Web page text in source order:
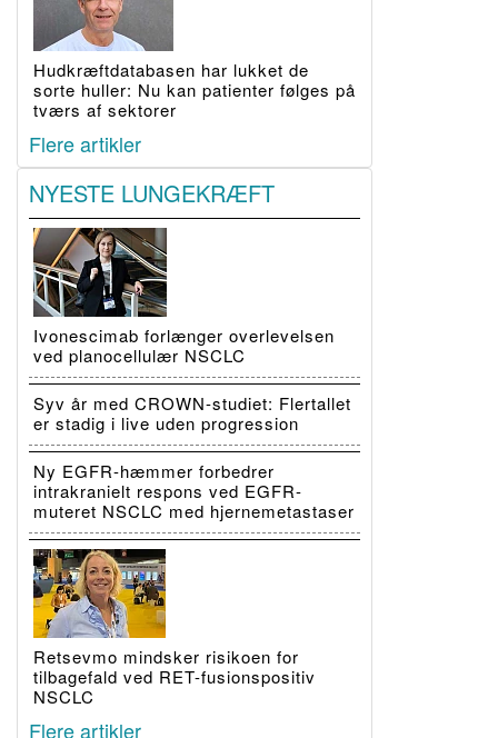
Hudkræftdatabasen har lukket de
sorte huller: Nu kan patienter følges på
tværs af sektorer
Flere artikler
NYESTE LUNGEKRÆFT
Ivonescimab forlænger overlevelsen
ved planocellulær NSCLC
Syv år med CROWN-studiet: Flertallet
er stadig i live uden progression
Ny EGFR-hæmmer forbedrer
intrakranielt respons ved EGFR-
muteret NSCLC med hjernemetastaser
Retsevmo mindsker risikoen for
tilbagefald ved RET-fusionspositiv
NSCLC
Flere artikler